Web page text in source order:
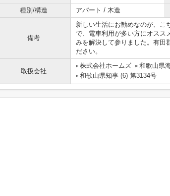
種別/構造
アパート / 木造
備考
新しい生活にお勧めなのが、こ
で、電車利用が多い方にオスス
みを解決して参りました。有田
ださい。
取扱会社
株式会社ホームズ 和歌山県
和歌山県知事 (6) 第3134号